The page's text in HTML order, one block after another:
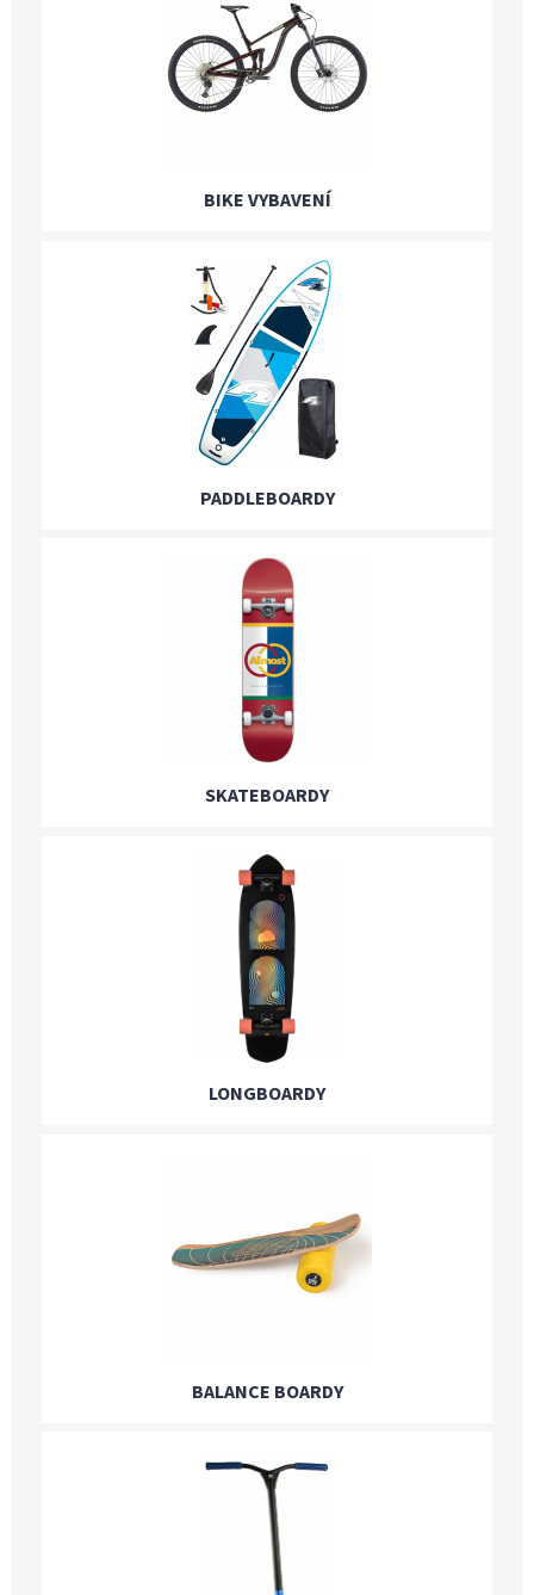
BIKE VYBAVENÍ
PADDLEBOARDY
SKATEBOARDY
LONGBOARDY
BALANCE BOARDY